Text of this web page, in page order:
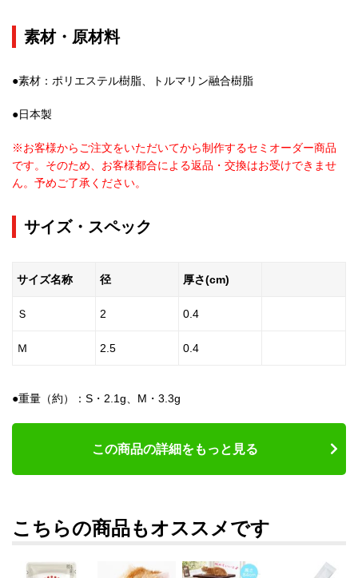
素材・原材料
●素材：ポリエステル樹脂、トルマリン融合樹脂
●日本製
※お客様からご注文をいただいてから制作するセミオーダー商品
です。そのため、お客様都合による返品・交換はお受けできませ
ん。予めご了承ください。
サイズ・スペック
サイズ名称 径 厚さ(cm)
Ｓ 2 0.4
Ｍ 2.5 0.4
●重量（約）：S・2.1g、M・3.3g
この商品の詳細をもっと見る
こちらの商品もオススメです